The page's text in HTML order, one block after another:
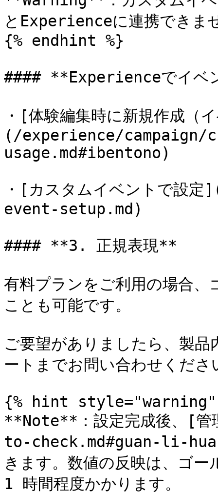
とExperienceに連携できま
{% endhint %}
#### **Experienceでイベ
・[体験編集時に新規作成（
(/experience/
usage.md#ibentono)
・[カスタムイベントで
event-setup.md)
#### **3. 正規表現**
有料プランをご利用の場合、
ことも可能です。
ご要望がありましたら、製
ートまでお問い合わせくださ
{% hint style="warning"
**Note**：設定完成後、[
to-check.md#guan-li-hua-
きます。数値の反映は、ゴ
1 時間程度かかります。